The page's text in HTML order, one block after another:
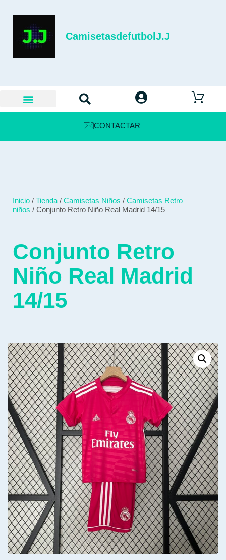
CamisetasdefutbolJ.J
CONTACTAR
Inicio / Tienda / Camisetas Niños / Camisetas Retro
niños / Conjunto Retro Niño Real Madrid 14/15
Conjunto Retro
Niño Real Madrid
14/15